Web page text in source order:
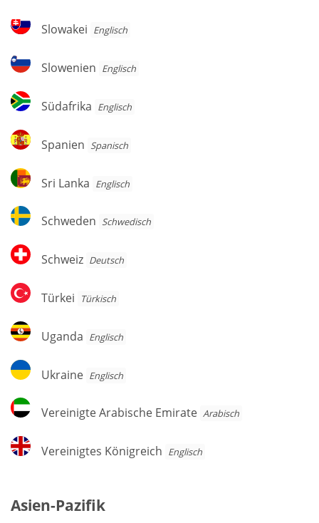
Slowakei
Slowakei Englisch
Slowenien
Slowenien Englisch
Südafrika
Südafrika Englisch
Spanien
Spanien Spanisch
Sri
Lanka
Sri Lanka Englisch
Schweden
Schweden Schwedisch
Schweiz
Schweiz Deutsch
Türkei
Türkei Türkisch
Uganda
Uganda Englisch
Ukraine
Ukraine Englisch
Vereinigte
Arabische
Vereinigte Arabische Emirate Arabisch
Vereinigtes
Königreich
Vereinigtes Königreich Englisch
Asien-Pazifik